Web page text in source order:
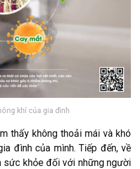
khí của gia đình
thấy không thoải mái và khó
đình của mình. Tiếp đến, về
sức khỏe đối với những người